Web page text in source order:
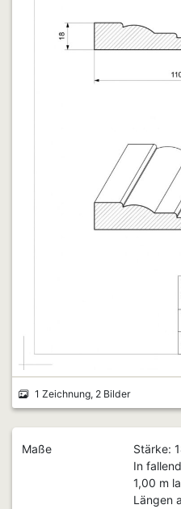
1 Zeichnung, 2 Bilder
Maße
Stärke:
In
1,00 m
Längen